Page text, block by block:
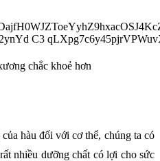
chắc khoẻ hơn
hàu đối với cơ thể, chúng ta có
nhiều dưỡng chất có lợi cho sức